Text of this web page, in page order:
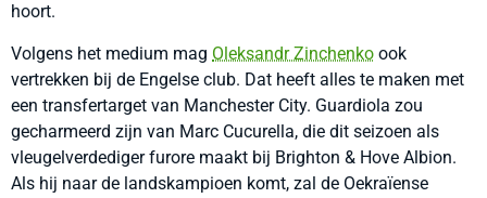
hoort.
Volgens het medium mag Oleksandr Zinchenko ook
vertrekken bij de Engelse club. Dat heeft alles te maken met
een transfertarget van Manchester City. Guardiola zou
gecharmeerd zijn van Marc Cucurella, die dit seizoen als
vleugelverdediger furore maakt bij Brighton & Hove Albion.
Als hij naar de landskampioen komt, zal de Oekraïense